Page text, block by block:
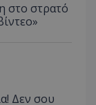
στο στρατό
Δεν σου